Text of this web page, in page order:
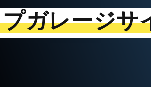
ガレージサ